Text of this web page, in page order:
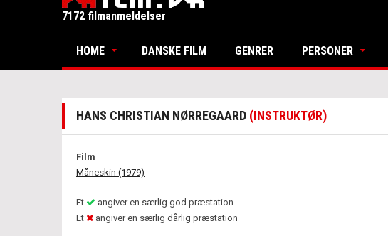
7172 filmanmeldelser
HOME DANSKE FILM GENRER PERSONER
HANS CHRISTIAN NØRREGAARD (INSTRUKTØR)
Film
Måneskin (1979)
Et
angiver en særlig god præstation
Et
angiver en særlig dårlig præstation